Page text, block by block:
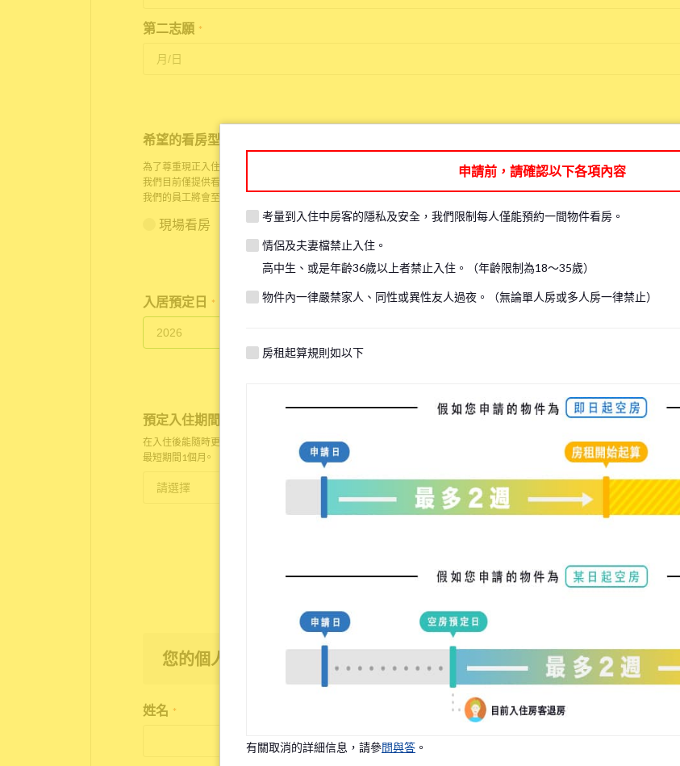
第二志願 *
希望的看房型態
為了尊重現正入住房客的生活隱私，在某些情況下，可能無法進入房間內參觀。在這種情況下，我們僅能帶您參觀共用空間，請見諒。
我們目前僅提供看房服務給人已身在日本的顧客，請見諒。（包含現場看房及線上看房）
我們的員工將會至物件現場與您以
現場看房 線上看房
入居預定日 *
預定入住期間
在入住後能隨時更改。
最短期間1個月。
您的個人資訊
姓名 *
申請前，請確認以下各項內容
考量到入住中房客的隱私及安全，我們限制每人僅能預約一間物件看房。
情侶及夫妻檔禁止入住。
高中生、或是年齡36歲以上者禁止入住。（年齡限制為18～35歲）
物件內一律嚴禁家人、同性或異性友人過夜。（無論單人房或多人房一律禁止）
房租起算規則如以下
有關取消的詳細信息，請參問與答 。